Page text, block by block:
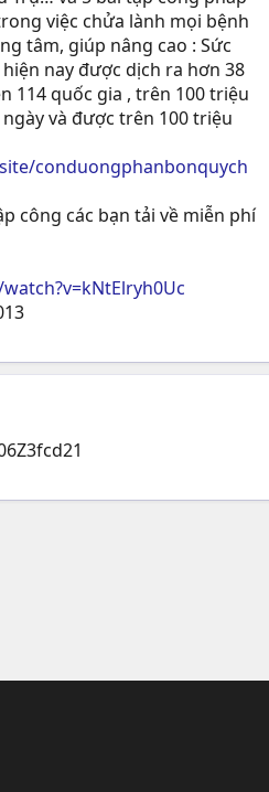
việc chửa lành mọi bệnh
tâm, giúp nâng cao : Sức
nay được dịch ra hơn 38
114 quốc gia , trên 100 triệu
và được trên 100 triệu
conduongphanbonquych
công các bạn tải về miễn phí